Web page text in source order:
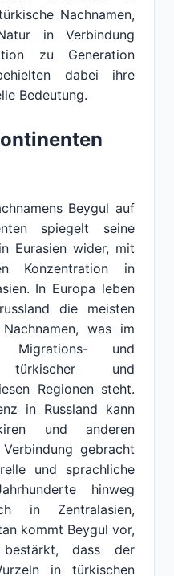
Nachnamen,
in Verbindung
zu Generation
dabei ihre
Bedeutung.
Beygul auf
spiegelt seine
Eurasien wider, mit
Konzentration in
In Europa leben
die meisten
was im
und
türkischer und
Regionen steht.
in Russland kann
und anderen
gebracht
und sprachliche
hinweg
in Zentralasien,
kommt Beygul vor,
dass der
in türkischen